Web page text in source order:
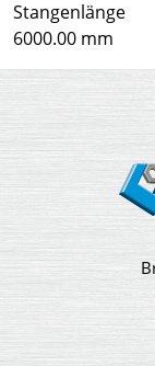
Stangenlänge
6000.00 mm